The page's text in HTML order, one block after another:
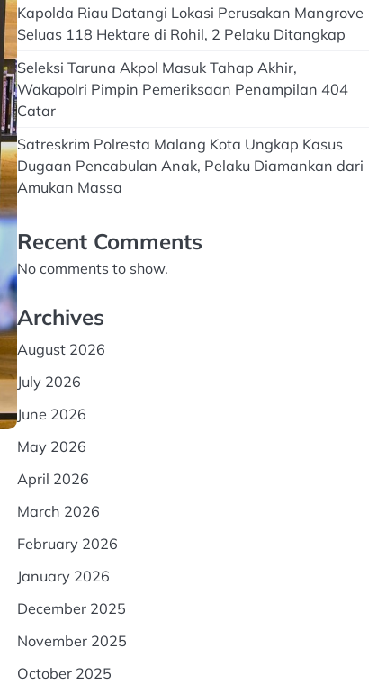
Kapolda Riau Datangi Lokasi Perusakan Mangrove
Seluas 118 Hektare di Rohil, 2 Pelaku Ditangkap
Seleksi Taruna Akpol Masuk Tahap Akhir,
Wakapolri Pimpin Pemeriksaan Penampilan 404
Catar
Satreskrim Polresta Malang Kota Ungkap Kasus
Dugaan Pencabulan Anak, Pelaku Diamankan dari
Amukan Massa
Recent Comments
No comments to show.
Archives
August 2026
July 2026
June 2026
May 2026
April 2026
March 2026
February 2026
January 2026
December 2025
November 2025
October 2025